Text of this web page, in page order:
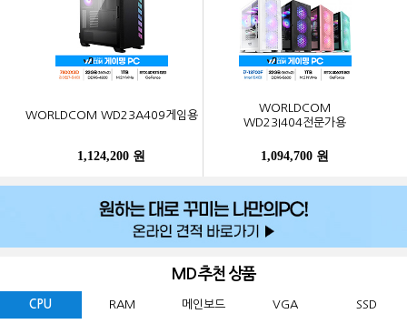
WORLDCOM WD23A409게임용
1,124,200 원
WORLDCOM
WD23I404전문가용
1,094,700 원
MD 추천 상품
CPU RAM 메인보드 VGA SSD